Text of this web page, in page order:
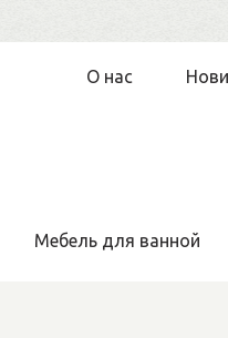
О нас
Мебель для ванной